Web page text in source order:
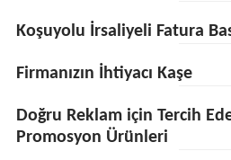
Koşuyolu İrsaliyeli Fatura
Firmanızın İhtiyacı Kaşe
Doğru Reklam için Tercih
Promosyon Ürünleri